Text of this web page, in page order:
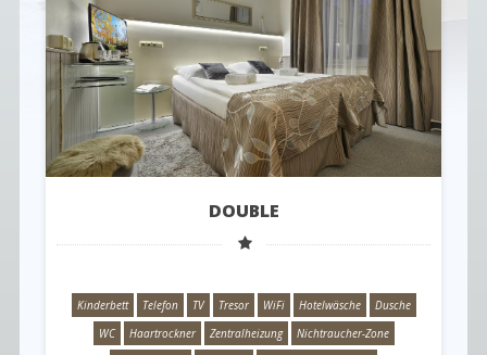
DOUBLE
Kinderbett Telefon TV Tresor WiFi Hotelwäsche
Dusche
WC
Haartrockner Zentralheizung
Nichtraucher-Zone